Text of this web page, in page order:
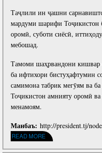
Meetings
Speeches
Documents
Addresses
Telegrams
Photos
Academic Secretary
Academic Council
Scientific Departments
Department of Strategic
Macroeconomic
Department for
E-commerce
Human Resource
Department of
Achievements
Conferences, seminars and
Master's degree
Sector of Master's Degree,
Recommendations
Partnership
Gallery
Monitoring & Evaluation
Таҷлили ин ҷашни
мардуми шарифи Тоҷикистон
оромӣ, суботи сиёсӣ,
мебошад.
Тамоми шаҳрвандони кишвар
ба ифтихори бистуҳафтумин
самимона табрик мегӯям ва
Тоҷикистон амнияту оромӣ
менамоям.
Манбаъ: http://president.tj/
READ MORE
ABOUT ПАЁМИ ШОДБОШИИ
МИЛЛАТ МУҲТАРАМ ЭМОМАЛӢ